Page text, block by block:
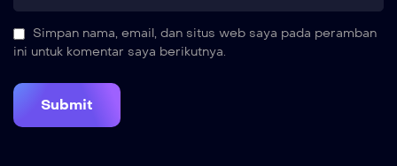
Simpan nama, email, dan situs web saya pada peramban
ini untuk komentar saya berikutnya.